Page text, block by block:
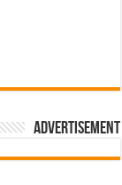
Advertisement